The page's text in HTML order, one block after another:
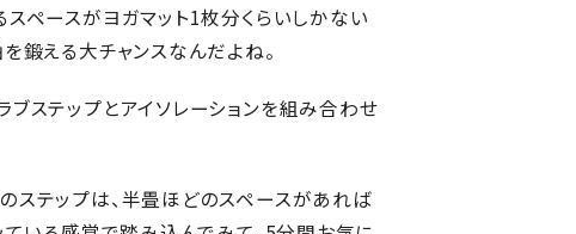
ペースがヨガマット1枚分くらいしかない
鍛える大チャンスなんだよね。
ステップとアイソレーションを組み合わせ
ステップは、半畳ほどのスペースがあれば